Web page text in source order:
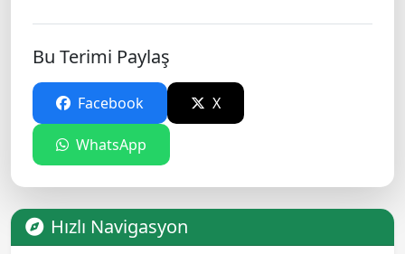
Bu Terimi Paylaş
Facebook X
WhatsApp
Hızlı Navigasyon